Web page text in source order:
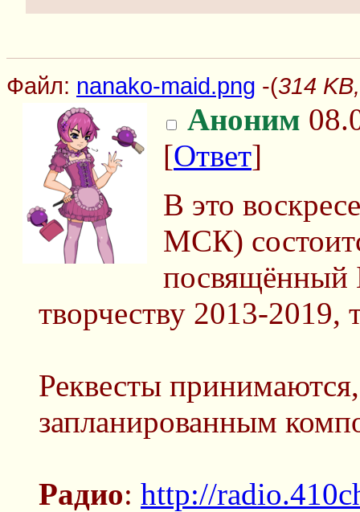
Файл: nanako-maid.png -(314
Аноним
[Ответ]
В это
МСК)
посвящённый
творчеству 2013-2019,
Реквесты
запланированным
Радио: http://